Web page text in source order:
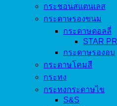
กระชอนสแตนเลส
กระดาษรองขนม
กระดาษดอลลี่
STAR
กระดาษรองอบ
กระดาษโคมสี
กระทง
กระทงกระดาษไข
S&S